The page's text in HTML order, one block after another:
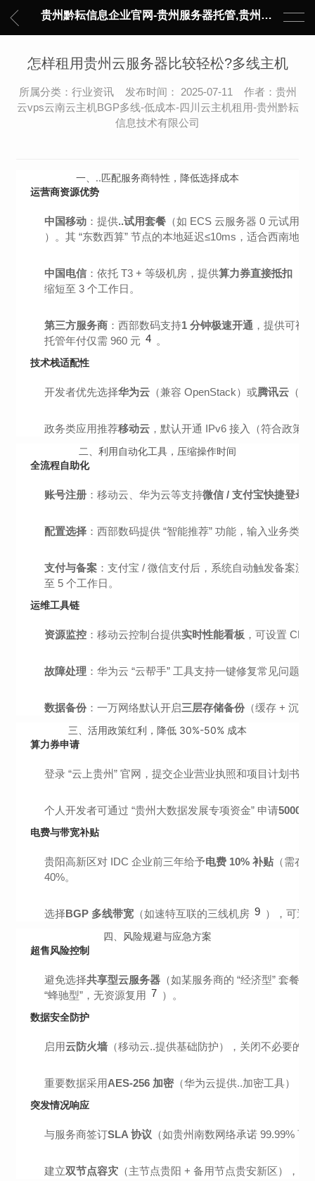
贵州黔耘信息企业官网-贵州服务器托管,贵州主机托管,云服务器托管,数据中心托管,网络设备托管,服务器租用,托管服务提供商,服务器管理-黔耘信息 贵州数据中心机柜租用-专业贵州IDC托管服务器维修
怎样租用贵州云服务器比较轻松?多线主机
所属分类：行业资讯 发布时间： 2025-07-11 作者：贵州
云vps云南云主机BGP多线-低成本-四川云主机租用-贵州黔耘
信息技术有限公司
一、..匹配服务商特性，降低选择成本
运营商资源优势
中国移动 ：提供..试用套餐 （如 ECS 云服务器 0 元试用 1
）。其 “东数西算” 节点的本地延迟≤10ms，适合西南地区
中国电信 ：依托 T3 + 等级机房，提供算力券直接抵扣
缩短至 3 个工作日。
第三方服务商 ：西部数码支持1 分钟极速开通 ，提供可视
托管年付仅需 960 元 4 。
技术栈适配性
开发者优先选择华为云 （兼容 OpenStack）或腾讯云 （
政务类应用推荐移动云 ，默认开通 IPv6 接入（符合政策
二、利用自动化工具，压缩操作时间
全流程自助化
账号注册 ：移动云、华为云等支持微信 / 支付宝快捷登录
配置选择 ：西部数码提供 “智能推荐” 功能，输入业务类
支付与备案 ：支付宝 / 微信支付后，系统自动触发备案
至 5 个工作日。
运维工具链
资源监控 ：移动云控制台提供实时性能看板 ，可设置
故障处理 ：华为云 “云帮手” 工具支持一键修复常见问题
数据备份 ：一万网络默认开启三层存储备份 （缓存 + 沉
三、活用政策红利，降低 30%-50% 成本
算力券申请
登录 “云上贵州” 官网，提交企业营业执照和项目计划书
个人开发者可通过 “贵州大数据发展专项资金” 申请5000
电费与带宽补贴
贵阳高新区对 IDC 企业前三年给予电费 10% 补贴（需在
40%。
选择BGP 多线带宽 （如速特互联的三线机房 9 ），可避
四、风险规避与应急方案
超售风险控制
避免选择共享型云服务器 （如某服务商的 “经济型” 套餐
“蜂驰型”，无资源复用 7 ）。
数据安全防护
启用云防火墙 （移动云..提供基础防护），关闭不必要的
重要数据采用AES-256 加密（华为云提供..加密工具），
突发情况响应
与服务商签订SLA 协议 （如贵州南数网络承诺 99.99% 可
建立双节点容灾 （主节点贵阳 + 备用节点贵安新区），